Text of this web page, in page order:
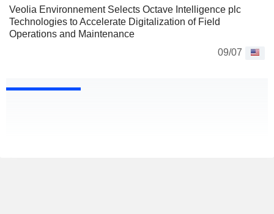
Veolia Environnement Selects Octave Intelligence plc
Technologies to Accelerate Digitalization of Field
Operations and Maintenance
09/07